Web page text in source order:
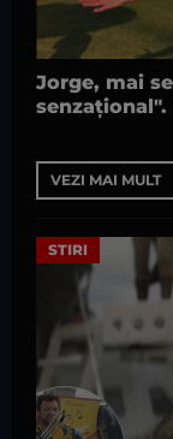
Jorge, mai
VEZI MAI MULT
STIRI